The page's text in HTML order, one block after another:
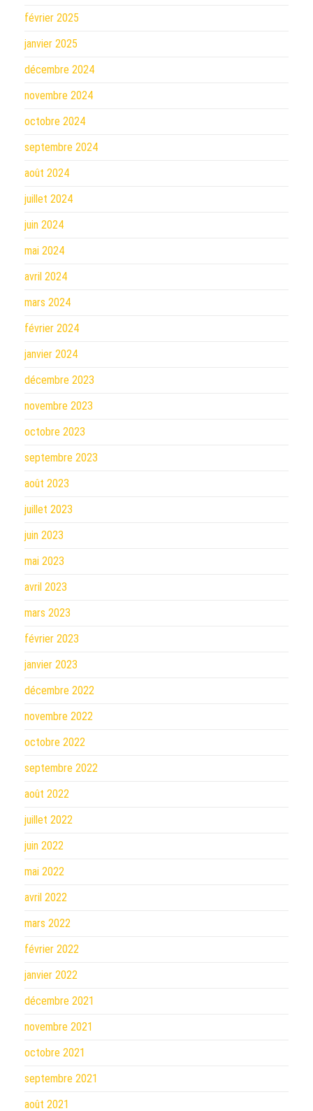
février 2025
janvier 2025
décembre 2024
novembre 2024
octobre 2024
septembre 2024
août 2024
juillet 2024
juin 2024
mai 2024
avril 2024
mars 2024
février 2024
janvier 2024
décembre 2023
novembre 2023
octobre 2023
septembre 2023
août 2023
juillet 2023
juin 2023
mai 2023
avril 2023
mars 2023
février 2023
janvier 2023
décembre 2022
novembre 2022
octobre 2022
septembre 2022
août 2022
juillet 2022
juin 2022
mai 2022
avril 2022
mars 2022
février 2022
janvier 2022
décembre 2021
novembre 2021
octobre 2021
septembre 2021
août 2021